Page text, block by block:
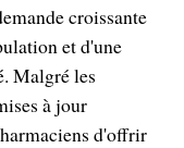
croissante
et d'une
Malgré les
à jour
d'offrir